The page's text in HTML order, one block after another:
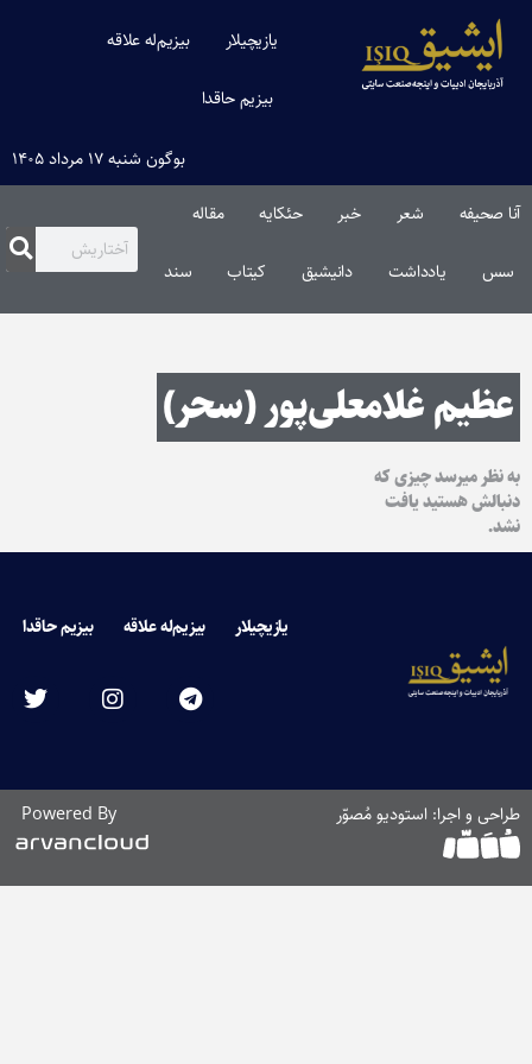
یازیچیلار بیزیم‌له علاقه
بیزیم حاقدا
بوگون شنبه ۱۷ مرداد ۱۴۰۵
آنا صحیفه شعر خبر حئکایه مقاله‌
سس یادداشت دانیشیق کیتاب سند
عظیم غلامعلی‌پور (سحر)
به نظر میرسد چیزی که
دنبالش هستید یافت
نشد.
یازیچیلار بیزیم‌له علاقه بیزیم حاقدا
طراحی و اجرا: استودیو مُصوّر Powered By